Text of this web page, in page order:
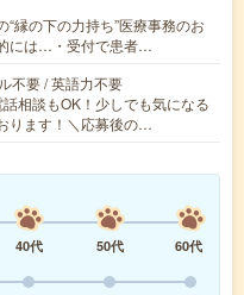
“縁の下の力持ち”医療事務のお
には…・受付で患者…
不要 / 英語力不要
相談もOK！少しでも気になる
ります！＼応募後の…
40代 50代
60代